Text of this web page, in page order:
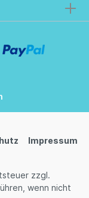
Impressum
zzgl.
wenn nicht